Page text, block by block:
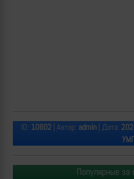
ID: 10602| Автор: admin| Дата:
Популярные за